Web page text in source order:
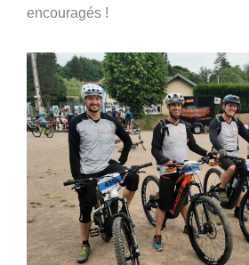
Groupe Avinim
03 29 22 30 00
Lundi au vendredi ( 8h00 – 17h00 )
Avinim Construction
03 29 29 09 97
encouragés !